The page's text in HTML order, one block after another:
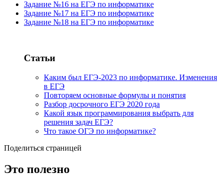
Задание №16 на ЕГЭ по информатике
Задание №17 на ЕГЭ по информатике
Задание №18 на ЕГЭ по информатике
Статьи
Каким был ЕГЭ-2023 по информатике. Изменения
в ЕГЭ
Повторяем основные формулы и понятия
Разбор досрочного ЕГЭ 2020 года
Какой язык программирования выбрать для
решения задач ЕГЭ?
Что такое ОГЭ по информатике?
Поделиться страницей
Это полезно